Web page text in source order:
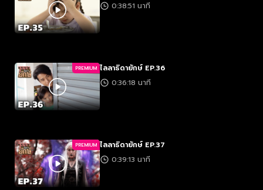
0:38:51 นาที
PREMIUM ไลลาธิดายักษ์ EP.36
0:36:18 นาที
PREMIUM ไลลาธิดายักษ์ EP.37
0:39:13 นาที